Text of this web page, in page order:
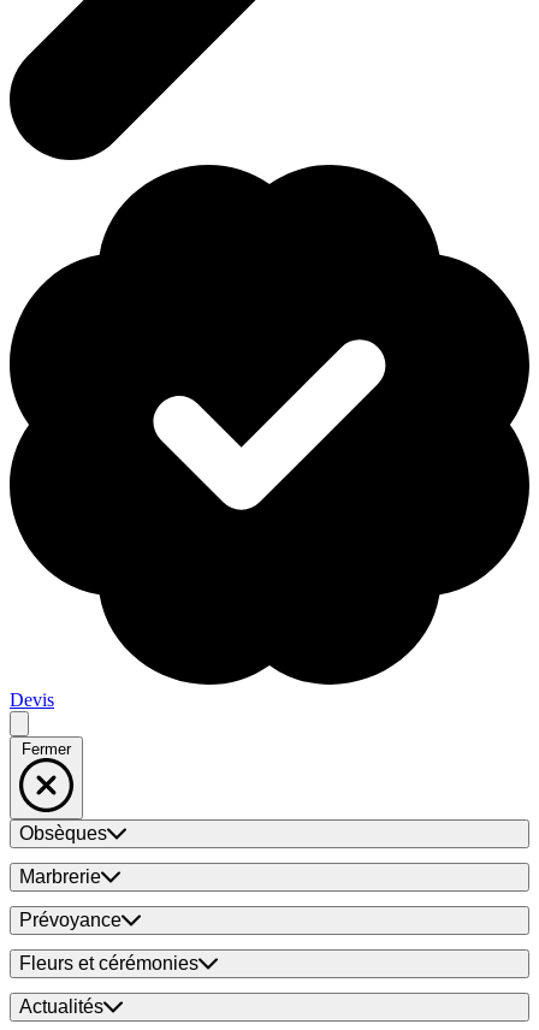
Devis
Fermer
Obsèques
Marbrerie
Prévoyance
Fleurs et cérémonies
Actualités